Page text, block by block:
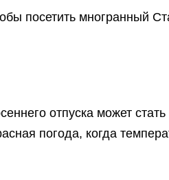
посетить многранный
отпуска может
погода, когда